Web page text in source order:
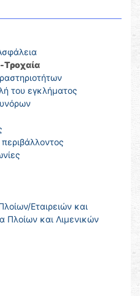
Τροχαία
του εγκλήματος
Εταιρειών και
Πλοίων και Λιμενικών